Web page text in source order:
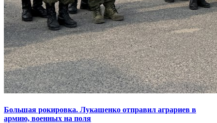
Большая рокировка. Лукашенко отправил аграриев в
армию, военных на поля